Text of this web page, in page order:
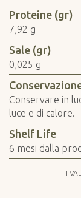
Proteine (gr)
7,92 g
Sale (gr)
0,025 g
Conservare in
luce e di calore.
Shelf Life
6 mesi dalla
I